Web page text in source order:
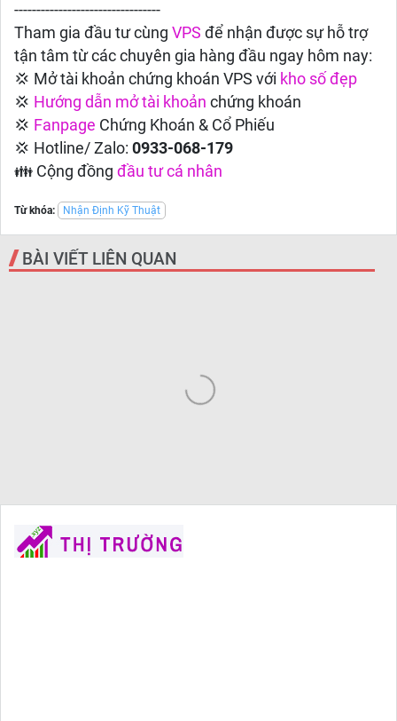
---------------------------------
Tham gia đầu tư cùng VPS để nhận được sự hỗ trợ
tận tâm từ các chuyên gia hàng đầu ngay hôm nay:
💢 Mở tài khoản chứng khoán VPS với kho số đẹp
💢 Hướng dẫn mở tài khoản chứng khoán
💢 Fanpage Chứng Khoán & Cổ Phiếu
💢 Hotline/ Zalo: 0933-068-179
👪 Cộng đồng đầu tư cá nhân
Từ khóa: Nhận Định Kỹ Thuật
BÀI VIẾT LIÊN QUAN